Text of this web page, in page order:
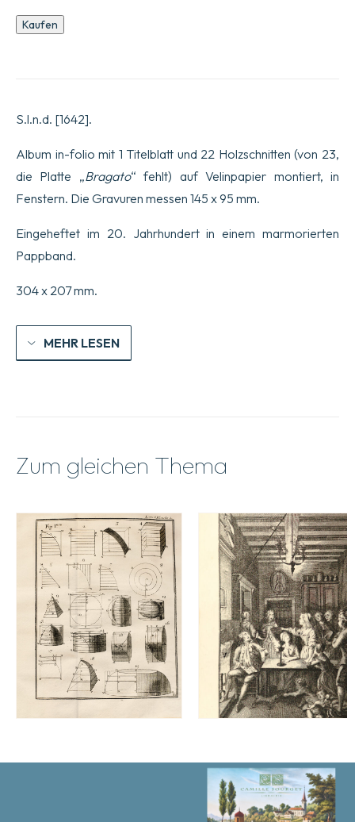
Il
Carnevale
in
Varie
di
capritii.
Menge
Kaufen
S.l.n.d. [1642].
Album in-folio mit 1 Titelblatt und 22 Holzschnitten (von 23,
die Platte „Bragato“ fehlt) auf Velinpapier montiert, in
Fenstern. Die Gravuren messen 145 x 95 mm.
Eingeheftet im 20. Jahrhundert in einem marmorierten
Pappband.
304 x 207 mm.
MEHR LESEN
Zum gleichen Thema